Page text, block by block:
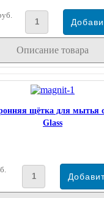
Описание товара
щётка для мытья
Glass